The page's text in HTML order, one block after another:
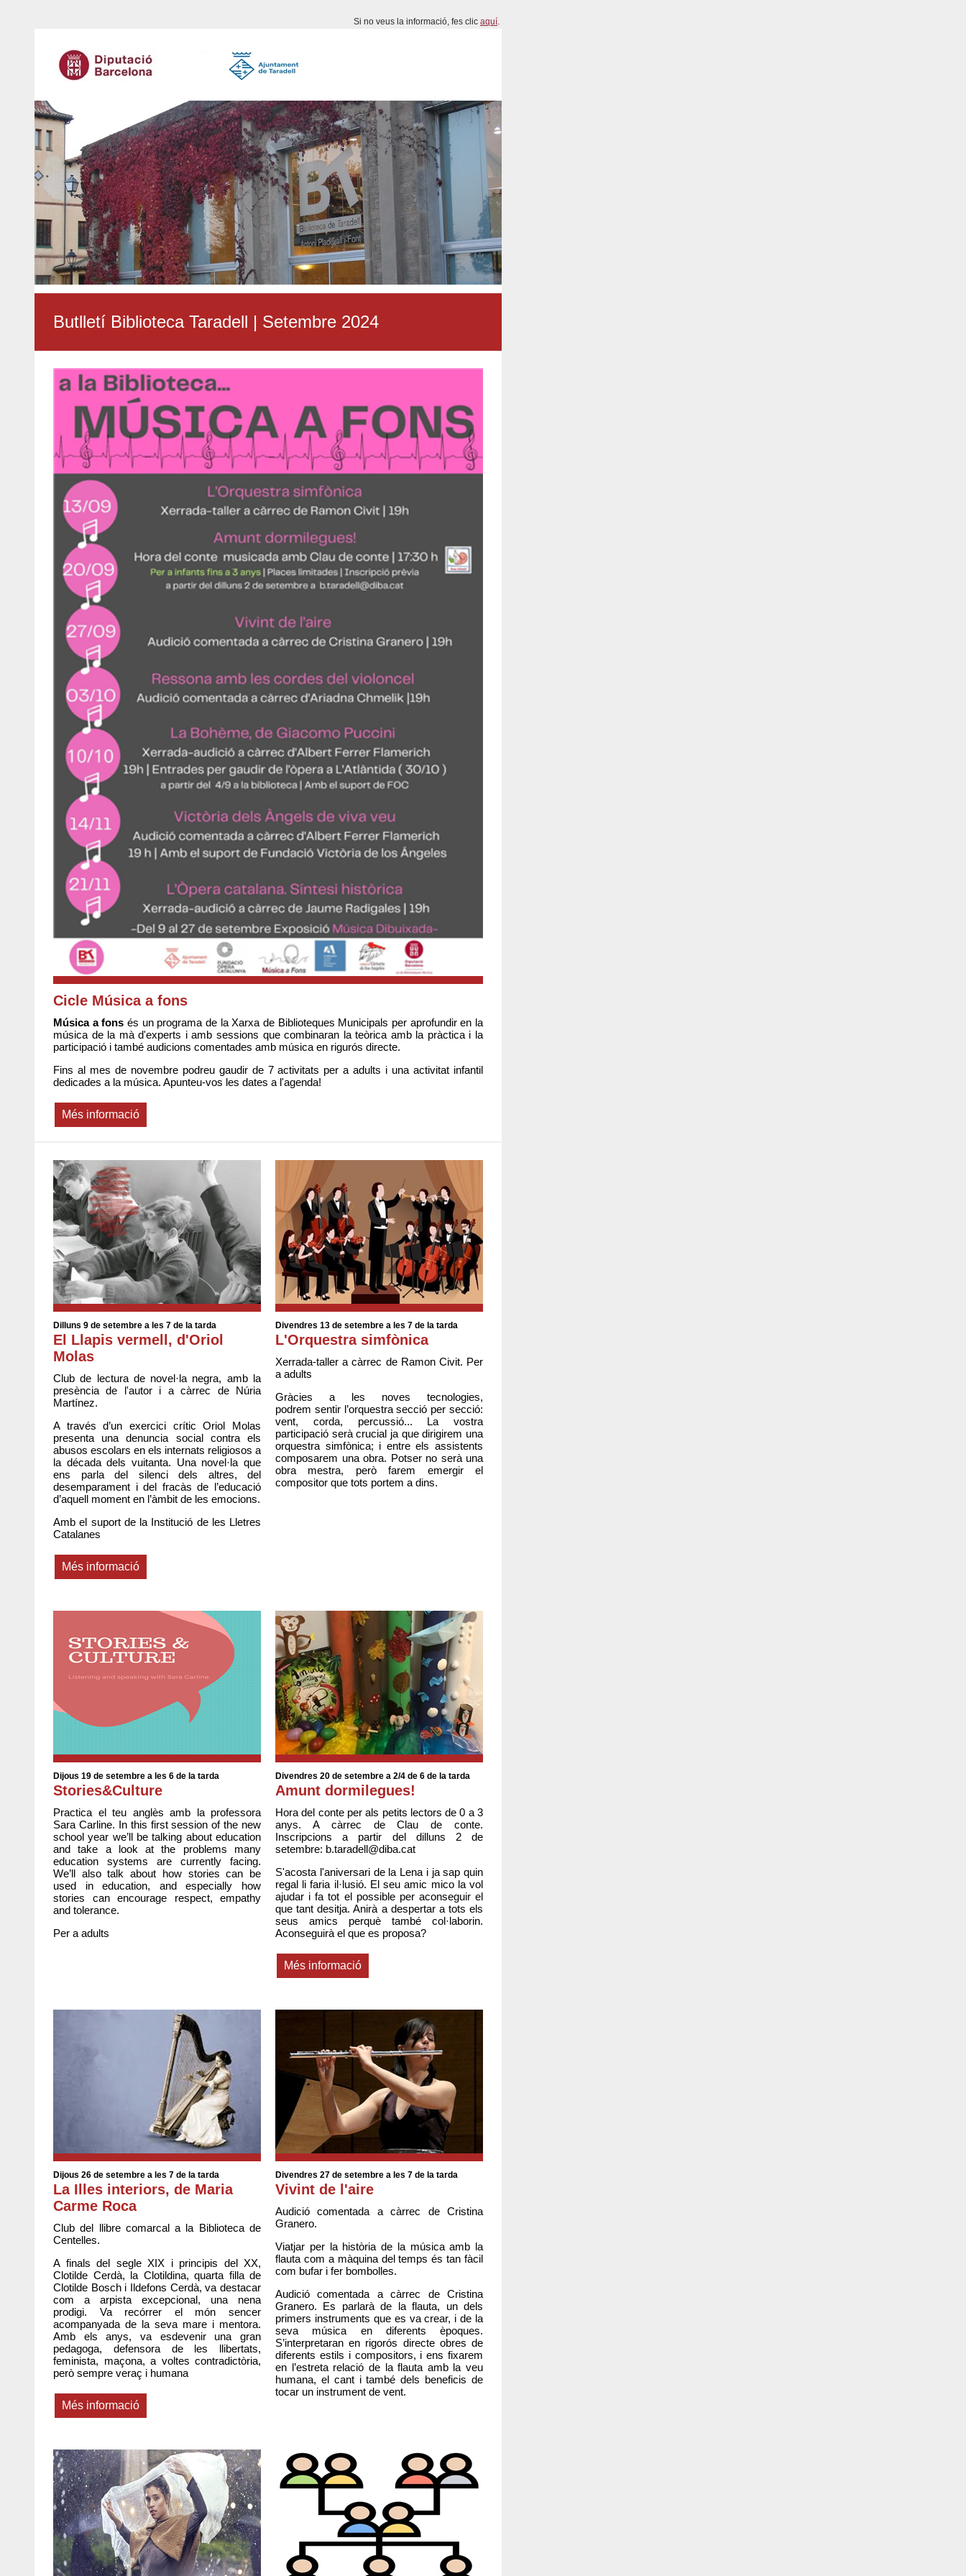
Si no veus la informació, fes clic aquí.
Butlletí Biblioteca Taradell | Setembre 2024
Cicle Música a fons
Música a fons és un programa de la Xarxa de Biblioteques Municipals per aprofundir en la
música de la mà d'experts i amb sessions que combinaran la teòrica amb la pràctica i la
participació i també audicions comentades amb música en rigurós directe.
Fins al mes de novembre podreu gaudir de 7 activitats per a adults i una activitat infantil
dedicades a la música. Apunteu-vos les dates a l'agenda!
Més informació
Dilluns 9 de setembre a les 7 de la tarda
El Llapis vermell, d'Oriol
Molas
Club de lectura de novel·la negra, amb la
presència de l'autor i a càrrec de Núria
Martínez.
A través d’un exercici crític Oriol Molas
presenta una denuncia social contra els
abusos escolars en els internats religiosos a
la década dels vuitanta. Una novel·la que
ens parla del silenci dels altres, del
desemparament i del fracàs de l’educació
d’aquell moment en l’àmbit de les emocions.
Amb el suport de la Institució de les Lletres
Catalanes
Més informació
Divendres 13 de setembre a les 7 de la tarda
L'Orquestra simfònica
Xerrada-taller a càrrec de Ramon Civit. Per
a adults
Gràcies a les noves tecnologies,
podrem sentir l’orquestra secció per secció:
vent, corda, percussió... La vostra
participació serà crucial ja que dirigirem una
orquestra simfònica; i entre els assistents
composarem una obra. Potser no serà una
obra mestra, però farem emergir el
compositor que tots portem a dins.
Dijous 19 de setembre a les 6 de la tarda
Stories&Culture
Practica el teu anglès amb la professora
Sara Carline. In this first session of the new
school year we’ll be talking about education
and take a look at the problems many
education systems are currently facing.
We’ll also talk about how stories can be
used in education, and especially how
stories can encourage respect, empathy
and tolerance.
Per a adults
Divendres 20 de setembre a 2/4 de 6 de la tarda
Amunt dormilegues!
Hora del conte per als petits lectors de 0 a 3
anys. A càrrec de Clau de conte.
Inscripcions a partir del dilluns 2 de
setembre: b.taradell@diba.cat
S'acosta l'aniversari de la Lena i ja sap quin
regal li faria il·lusió. El seu amic mico la vol
ajudar i fa tot el possible per aconseguir el
que tant desitja. Anirà a despertar a tots els
seus amics perquè també col·laborin.
Aconseguirà el que es proposa?
Més informació
Dijous 26 de setembre a les 7 de la tarda
La Illes interiors, de Maria
Carme Roca
Club del llibre comarcal a la Biblioteca de
Centelles.
A finals del segle XIX i principis del XX,
Clotilde Cerdà, la Clotildina, quarta filla de
Clotilde Bosch i Ildefons Cerdà, va destacar
com a arpista excepcional, una nena
prodigi. Va recórrer el món sencer
acompanyada de la seva mare i mentora.
Amb els anys, va esdevenir una gran
pedagoga, defensora de les llibertats,
feminista, maçona, a voltes contradictòria,
però sempre veraç i humana
Més informació
Divendres 27 de setembre a les 7 de la tarda
Vivint de l'aire
Audició comentada a càrrec de Cristina
Granero.
Viatjar per la història de la música amb la
flauta com a màquina del temps és tan fàcil
com bufar i fer bombolles.
Audició comentada a càrrec de Cristina
Granero. Es parlarà de la flauta, un dels
primers instruments que es va crear, i de la
seva música en diferents èpoques.
S’interpretaran en rigorós directe obres de
diferents estils i compositors, i ens fixarem
en l’estreta relació de la flauta amb la veu
humana, el cant i també dels beneficis de
tocar un instrument de vent.